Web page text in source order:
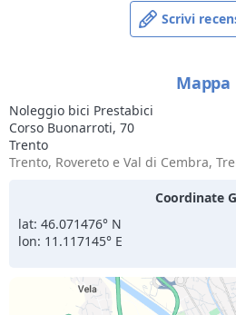
prenotazione anticipata nei periodi
personalizzati per gruppi e strutture
Scrivi
Mappa
Noleggio bici Prestabici
Corso Buonarroti, 70
Trento
Trento, Rovereto e Val di Cembra,
Coordinate
lat: 46.071476° N
lon: 11.117145° E